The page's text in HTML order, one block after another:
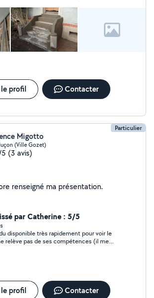
que la
cadre été abimé merci beaucoup
profil Contacter
Particulier
Migotto
(Ville Gozet)
(3 avis)
Je n'ai pas encore renseigné ma présentation.
par Catherine : 5/5
disponible très rapidement pour voir le
relève pas de ses compétences (il me
profil Contacter